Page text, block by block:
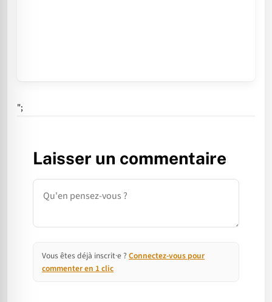
";
Laisser un commentaire
Commentaire
Vous êtes déjà inscrit·e ? Connectez-vous pour
commenter en 1 clic